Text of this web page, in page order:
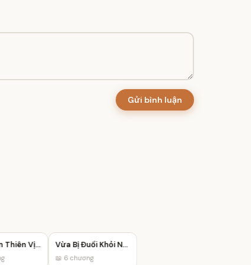
Gửi bình luận
Mẫu Thân Thiên Vị Trưởng Tỷ Vừa Bị Đuổi Khỏi Nhà, Tôi Liền Trúng Số
📖 6 chương